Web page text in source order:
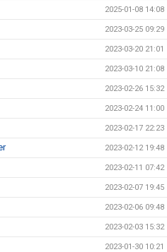
2025-01-08 14:08
2023-03-25 09:29
2023-03-20 21:01
2023-03-10 21:08
2023-02-26 15:32
2023-02-24 11:00
2023-02-17 22:23
2023-02-12 19:48
2023-02-11 07:42
2023-02-07 19:45
2023-02-06 09:48
2023-02-03 15:32
2023-01-30 10:21